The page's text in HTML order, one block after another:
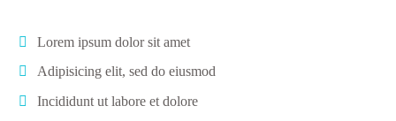
Lorem ipsum dolor sit amet
Adipisicing elit, sed do eiusmod
Incididunt ut labore et dolore